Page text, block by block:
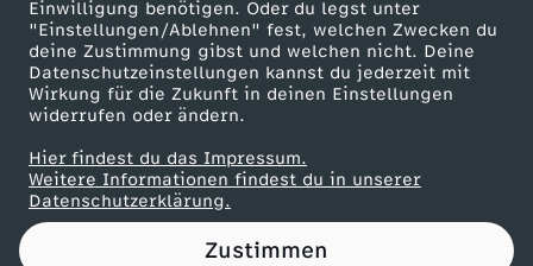
Einwilligung benötigen. Oder du legst unter
"Einstellungen/Ablehnen" fest, welchen Zwecken du
deine Zustimmung gibst und welchen nicht. Deine
Datenschutzeinstellungen kannst du jederzeit mit
Wirkung für die Zukunft in deinen Einstellungen
widerrufen oder ändern.
Hier findest du das Impressum.
Weitere Informationen findest du in unserer
Datenschutzerklärung.
Zustimmen
i
t
k
u
Partner